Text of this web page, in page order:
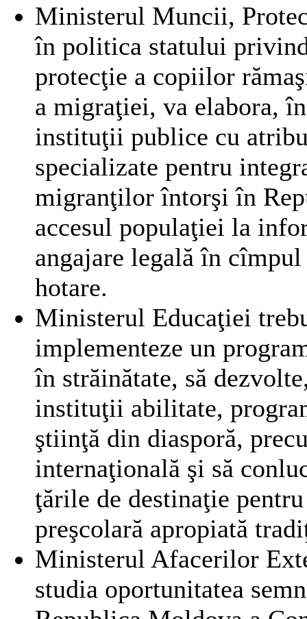
Ministerul Muncii,
în politica statului
protecţie a copiilor
a migraţiei, va elabora,
instituţii publice cu
specializate pentru
migranţilor întorşi în
accesul populaţiei la
angajare legală în
hotare.
Ministerul Educaţiei
implementeze un
în străinătate, să
instituţii abilitate,
ştiinţă din diasporă,
internaţională şi să
ţările de destinaţie
preşcolară apropiată
Ministerul Afacerilor
studia oportunitatea